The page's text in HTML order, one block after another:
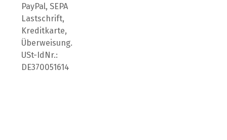
PayPal, SEPA
Lastschrift,
Kreditkarte,
Überweisung.
USt-IdNr.:
DE370051614